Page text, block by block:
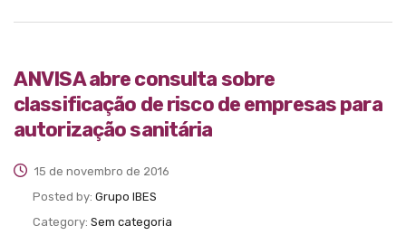
ANVISA abre consulta sobre
classificação de risco de empresas para
autorização sanitária
15 de novembro de 2016
Posted by: Grupo IBES
Category: Sem categoria